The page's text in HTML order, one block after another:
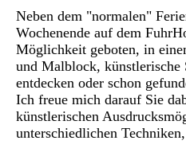
Neben dem "normalen"
Wochenende auf dem
Möglichkeit geboten, in
und Malblock, künstlerische
entdecken oder schon
Ich freue mich darauf Sie
künstlerischen
unterschiedlichen